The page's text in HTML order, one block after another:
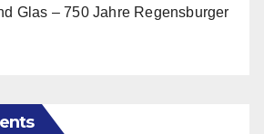
Glas – 750 Jahre Regensburger